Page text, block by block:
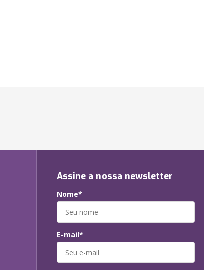
Assine a nossa newsletter
Nome*
E-mail*